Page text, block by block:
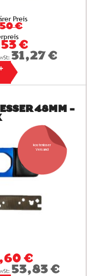
Preis
€
€
31,27 €
48MM -
kostenloser
Versand
€
53,83 €